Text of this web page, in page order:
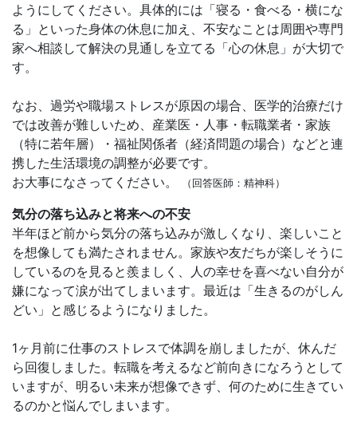
ようにしてください。具体的には「寝る・食べる・横にな
る」といった身体の休息に加え、不安なことは周囲や専門
家へ相談して解決の見通しを立てる「心の休息」が大切で
す。
なお、過労や職場ストレスが原因の場合、医学的治療だけ
では改善が難しいため、産業医・人事・転職業者・家族
（特に若年層）・福祉関係者（経済問題の場合）などと連
携した生活環境の調整が必要です。
お大事になさってください。
（回答医師：精神科）
気分の落ち込みと将来への不安
半年ほど前から気分の落ち込みが激しくなり、楽しいこと
を想像しても満たされません。家族や友だちが楽しそうに
しているのを見ると羨ましく、人の幸せを喜べない自分が
嫌になって涙が出てしまいます。最近は「生きるのがしん
どい」と感じるようになりました。
1ヶ月前に仕事のストレスで体調を崩しましたが、休んだ
ら回復しました。転職を考えるなど前向きになろうとして
いますが、明るい未来が想像できず、何のために生きてい
るのかと悩んでしまいます。